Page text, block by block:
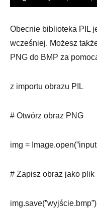
Obecnie biblioteka PIL
wcześniej. Możesz
PNG do BMP za
z importu obrazu PIL
# Otwórz obraz PNG
img =
# Zapisz obraz jako plik
img.save(”wyjście.bmp”)